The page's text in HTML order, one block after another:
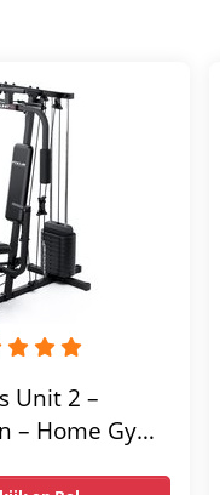
Unit 2 –
– Home Gym